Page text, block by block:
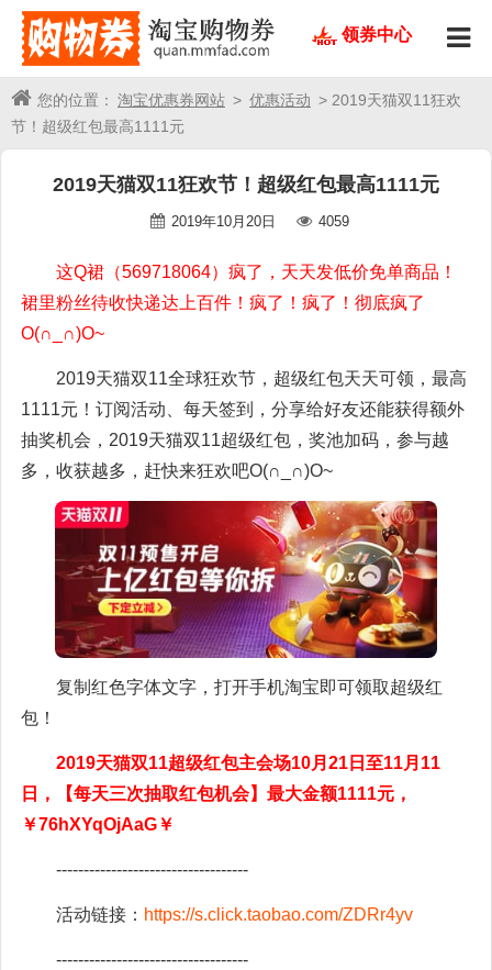
领券中心
您的位置： 淘宝优惠券网站 > 优惠活动 > 2019天猫双11狂欢
节！超级红包最高1111元
2019天猫双11狂欢节！超级红包最高1111元
2019年10月20日 4059
这Q裙（569718064）疯了，天天发低价免单商品！
裙里粉丝待收快递达上百件！疯了！疯了！彻底疯了
O(∩_∩)O~
2019天猫双11全球狂欢节，超级红包天天可领，最高
1111元！订阅活动、每天签到，分享给好友还能获得额外
抽奖机会，2019天猫双11超级红包，奖池加码，参与越
多，收获越多，赶快来狂欢吧O(∩_∩)O~
复制红色字体文字，打开手机淘宝即可领取超级红
包！
2019天猫双11超级红包主会场10月21日至11月11
日，【每天三次抽取红包机会】最大金额1111元，
￥76hXYqOjAaG￥
-----------------------------------
活动链接： https://s.click.taobao.com/ZDRr4yv
-----------------------------------